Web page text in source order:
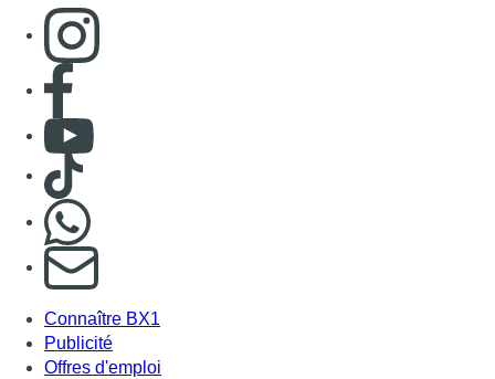
Consulter page Instagram
Consulter page Facebook
Consulter Youtube
Consulter TikTok
S'abonner à notre newsletter
Connaître BX1
Publicité
Offres d'emploi